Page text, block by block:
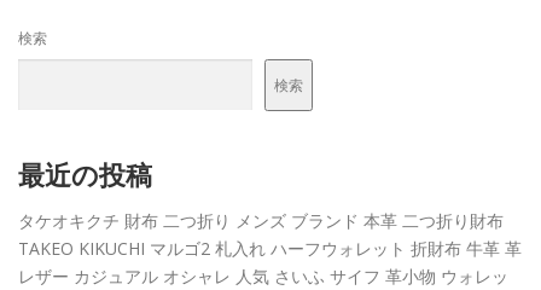
検索
検索
最近の投稿
タケオキクチ 財布 二つ折り メンズ ブランド 本革 二つ折り財布
TAKEO KIKUCHI マルゴ2 札入れ ハーフウォレット 折財布 牛革 革
レザー カジュアル オシャレ 人気 さいふ サイフ 革小物 ウォレッ